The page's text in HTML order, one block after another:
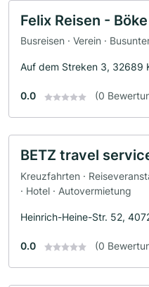
Felix Reisen -
Busreisen · Verein ·
Auf dem Streken 3, 32689
0.0 (0
BETZ travel
Kreuzfahrten ·
· Hotel · Autovermietung
Heinrich-Heine-Str. 52,
0.0 (0